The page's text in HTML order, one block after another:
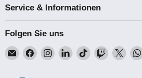
Service & Informationen
Folgen Sie uns
Email
Talk-
Finden
Sie
Finden
Sie
Finden
Sie
Finden
Sie
Finden
Sie
Sie